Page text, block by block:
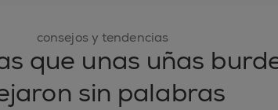
consejos y tendencias
que unas uñas
sin palabras